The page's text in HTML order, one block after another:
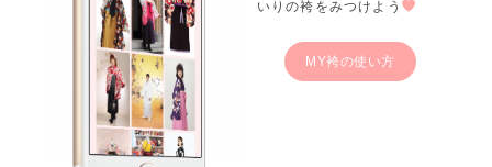
いりの袴をみつけよう
MY袴の使い方